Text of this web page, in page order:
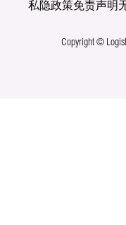
私隐政策免责声明
Copyright ©